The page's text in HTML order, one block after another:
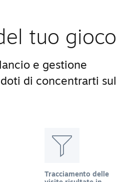
tuo gioco
e gestione
di concentrarti sul
Tracciamento delle